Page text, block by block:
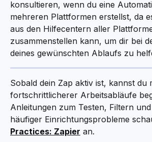
konsultieren, wenn du eine
mehreren Plattformen erstellst, da
aus den Hilfecentern aller
zusammenstellen kann, um dir bei
deines gewünschten Ablaufs zu
Sobald dein Zap aktiv ist, kannst du
fortschrittlicherer Arbeitsabläufe
Anleitungen zum Testen, Filtern
häufiger Einrichtungsprobleme
Practices: Zapier an.